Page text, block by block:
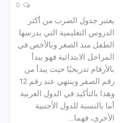
يعتبر جدول الضرب من أكثر
الدروس التعليمية التي يدرسها
الطفل منذ الصغر وبالأخص في
المراحل الابتدائية فهو يبدأ
بالأرقام تدريجيًا حيث يبدأ من
رقم الصفر وينتهي عند رقم 12
وهذا بالتأكيد في الدول العربية
أما بالنسبة للدول الأجنبية
الأخرى، فهما…